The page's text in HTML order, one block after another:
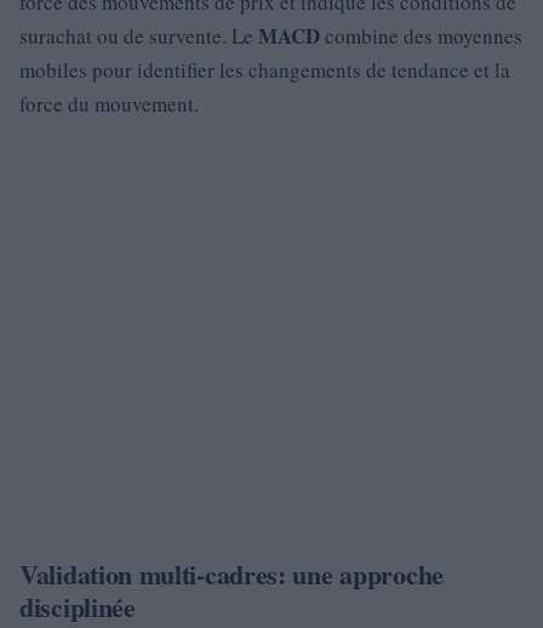
surachat ou de survente. Le MACDcombine des moyennes
mobiles pour identifier les changements de tendance et la
force du mouvement.
Validation multi-cadres: une approche
disciplinée